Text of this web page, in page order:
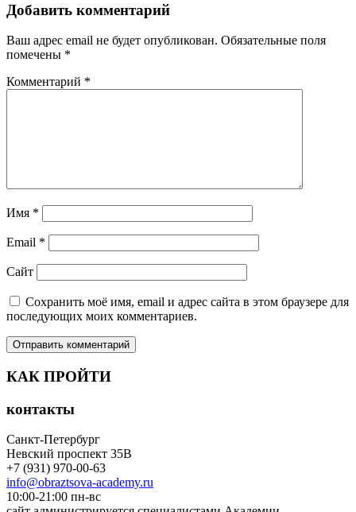
Добавить комментарий
Ваш адрес email не будет опубликован. Обязательные поля
помечены *
Комментарий *
Имя *
Email *
Сайт
Сохранить моё имя, email и адрес сайта в этом браузере для
последующих моих комментариев.
КАК ПРОЙТИ
контакты
Санкт-Петербург
Невский проспект 35В
+7 (931) 970-00-63
info@obraztsova-academy.ru
10:00-21:00 пн-вс